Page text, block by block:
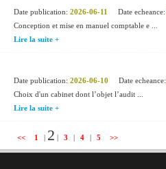
Date publication: 2026-06-11 Date echeance:
Conception et mise en manuel comptable e ...
Lire la suite +
Date publication: 2026-06-10 Date echeance:
Choix d'un cabinet dont l’objet l’audit ...
Lire la suite +
<< 1 | 2 | 3 | 4 | 5 >>